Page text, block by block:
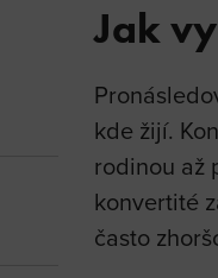
Jak
kde žijí.
rodinou až
konvertité
často